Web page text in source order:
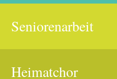
Seniorenarbeit
Heimatchor